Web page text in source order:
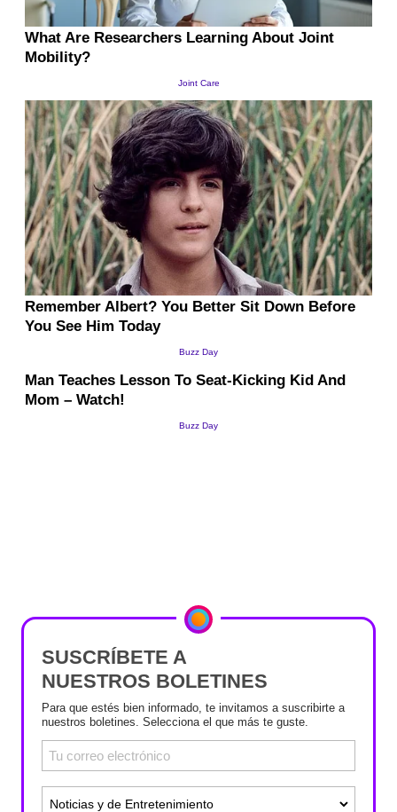
SUSCRÍBETE A
NUESTROS BOLETINES
Para que estés bien informado, te invitamos a suscribirte a
nuestros boletines. Selecciona el que más te guste.